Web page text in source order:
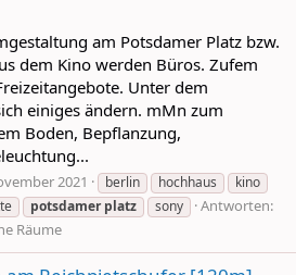
am Potsdamer Platz bzw.
dem Kino werden Büros. Zufem
Unter dem
einiges ändern. mMn zum
Boden, Bepflanzung,
2021 berlin hochhaus
kino
potsdamer platz sony
Antworten:
Räume